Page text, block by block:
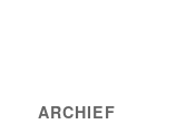
ARCHIEF